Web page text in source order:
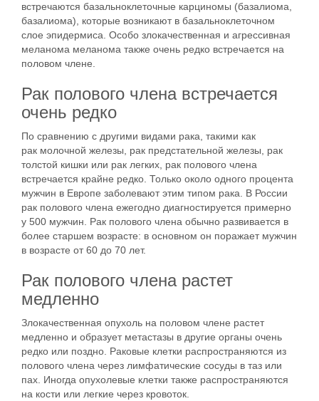
встречаются базальноклеточные карциномы (базалиома,
базалиома), которые возникают в базальноклеточном
слое эпидермиса. Особо злокачественная и агрессивная
меланома меланома также очень редко встречается на
половом члене.
Рак полового члена встречается
очень редко
По сравнению с другими видами рака, такими как
рак молочной железы, рак предстательной железы, рак
толстой кишки или рак легких, рак полового члена
встречается крайне редко. Только около одного процента
мужчин в Европе заболевают этим типом рака. В России
рак полового члена ежегодно диагностируется примерно
у 500 мужчин. Рак полового члена обычно развивается в
более старшем возрасте: в основном он поражает мужчин
в возрасте от 60 до 70 лет.
Рак полового члена растет
медленно
Злокачественная опухоль на половом члене растет
медленно и образует метастазы в другие органы очень
редко или поздно. Раковые клетки распространяются из
полового члена через лимфатические сосуды в таз или
пах. Иногда опухолевые клетки также распространяются
на кости или легкие через кровоток.